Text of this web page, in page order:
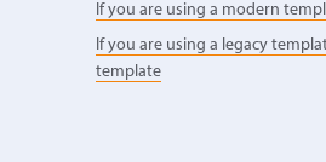
If you are using a modern
If you are using a legacy
template